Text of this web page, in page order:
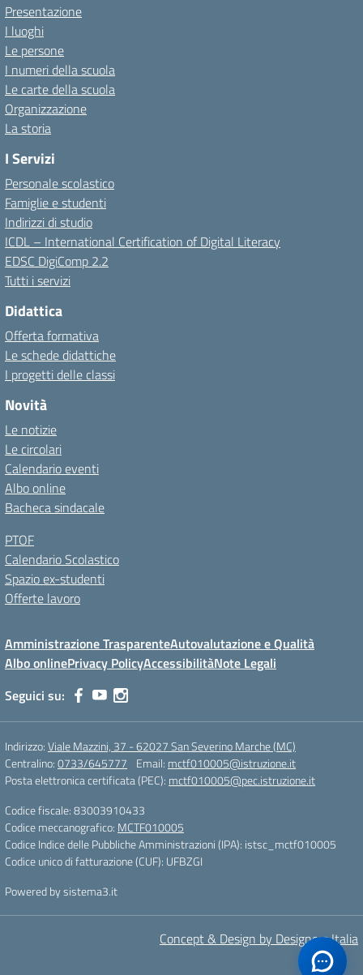
Presentazione
I luoghi
Le persone
I numeri della scuola
Le carte della scuola
Organizzazione
La storia
I Servizi
Personale scolastico
Famiglie e studenti
Indirizzi di studio
ICDL – International Certification of Digital Literacy
EDSC DigiComp 2.2
Tutti i servizi
Didattica
Offerta formativa
Le schede didattiche
I progetti delle classi
Novità
Le notizie
Le circolari
Calendario eventi
Albo online
Bacheca sindacale
PTOF
Calendario Scolastico
Spazio ex-studenti
Offerte lavoro
Amministrazione TrasparenteAutovalutazione e Qualità
Albo onlinePrivacy PolicyAccessibilitàNote Legali
Seguici su:
Indirizzo:Viale Mazzini, 37 - 62027 San Severino Marche (MC)
Centralino:0733/645777 Email: mctf010005@istruzione.it
Posta elettronica certificata (PEC): mctf010005@pec.istruzione.it
Codice fiscale: 83003910433
Codice meccanografico: MCTF010005
Codice Indice delle Pubbliche Amministrazioni (IPA): istsc_mctf010005
Codice unico di fatturazione (CUF): UFBZGI
Powered by sistema3.it
Concept & Design by Designers Italia